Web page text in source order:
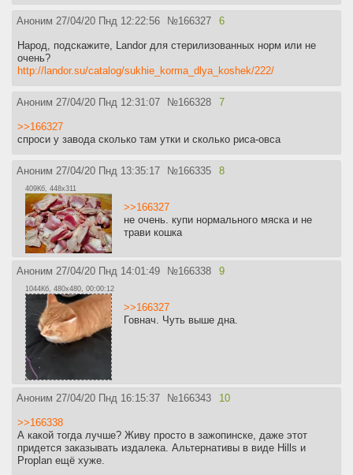
Аноним 27/04/20 Пнд 12:22:56 №166327 6
Народ, подскажите, Landor для стерилизованных норм или не
очень?
http://landor.su/catalog/sukhie_korma_dlya_koshek/222/
Аноним 27/04/20 Пнд 12:31:07 №166328 7
>>166327
спроси у завода сколько там утки и сколько риса-овса
Аноним 27/04/20 Пнд 13:35:17 №166335 8
409Кб, 448x311
>>166327
не очень. купи нормального мяска и не
трави кошка
Аноним 27/04/20 Пнд 14:01:49 №166338 9
1044Кб, 480x480, 00:00:12
>>166327
Говнач. Чуть выше дна.
Аноним 27/04/20 Пнд 16:15:37 №166343 10
>>166338
А какой тогда лучше? Живу просто в зажопинске, даже этот
придется заказывать издалека. Альтернативы в виде Hills и
Proplan ещё хуже.